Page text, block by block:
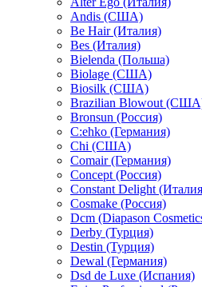
Andis (США)
Be Hair (Италия)
Bes (Италия)
Bielenda (Польша)
Biolage (США)
Biosilk (США)
Brazilian Blowout
Bronsun (Россия)
C:ehko (Германия)
Chi (США)
Comair (Германия)
Concept (Россия)
Constant Delight
Cosmake (Россия)
Dcm (Diapason
Derby (Турция)
Destin (Турция)
Dewal (Германия)
Dsd de Luxe (Испания)